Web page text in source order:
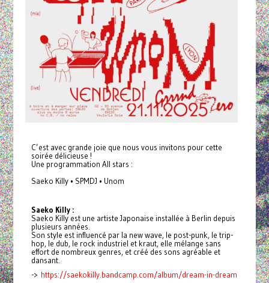
C’est avec grande joie que nous vous invitons pour cette
soirée délicieuse !
Une programmation All stars :
Saeko Killy • SPMDJ • Unom
Saeko Killy :
Saeko Killy est une artiste Japonaise installée à Berlin depuis
plusieurs années.
Son style est influencé par la new wave, le post-punk, le trip-
hop, le dub, le rock industriel et kraut, elle mélange sans
effort de nombreux genres, et créé des sons agréable et
dansant.
-> https://saekokilly.bandcamp.com/album/dream-in-dream